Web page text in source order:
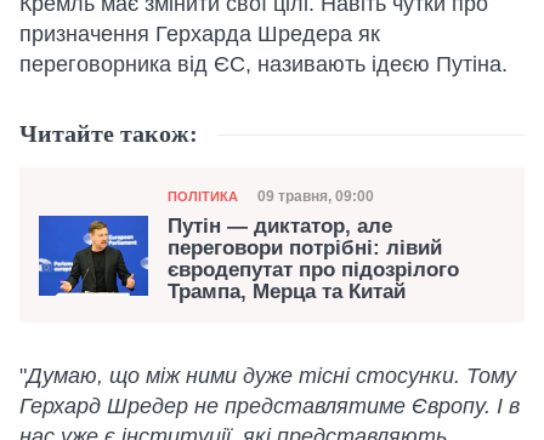
призначення Герхарда Шредера як
переговорника від ЄС, називають ідеєю Путіна.
Читайте також:
Категорія
ПОЛІТИКА Дата публікації
09 травня, 09:00
Путін — диктатор, але
переговори потрібні: лівий
євродепутат про підозрілого
Трампа, Мерца та Китай
"Думаю, що між ними дуже тісні стосунки. Тому
Герхард Шредер не представлятиме Європу. І в